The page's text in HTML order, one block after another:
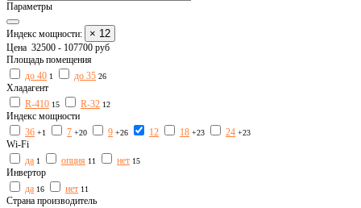
Параметры
Индекс мощности: × 12
Цена 32500 - 107700 руб
Площадь помещения
до 40 1 до 35 26
Хладагент
R-410 15 R-32 12
Индекс мощности
36 +1 7 +20 9 +26 12 18 +23 24 +23
Wi-Fi
да 1 опция 11 нет 15
Инвертор
да 16 нет 11
Страна производитель